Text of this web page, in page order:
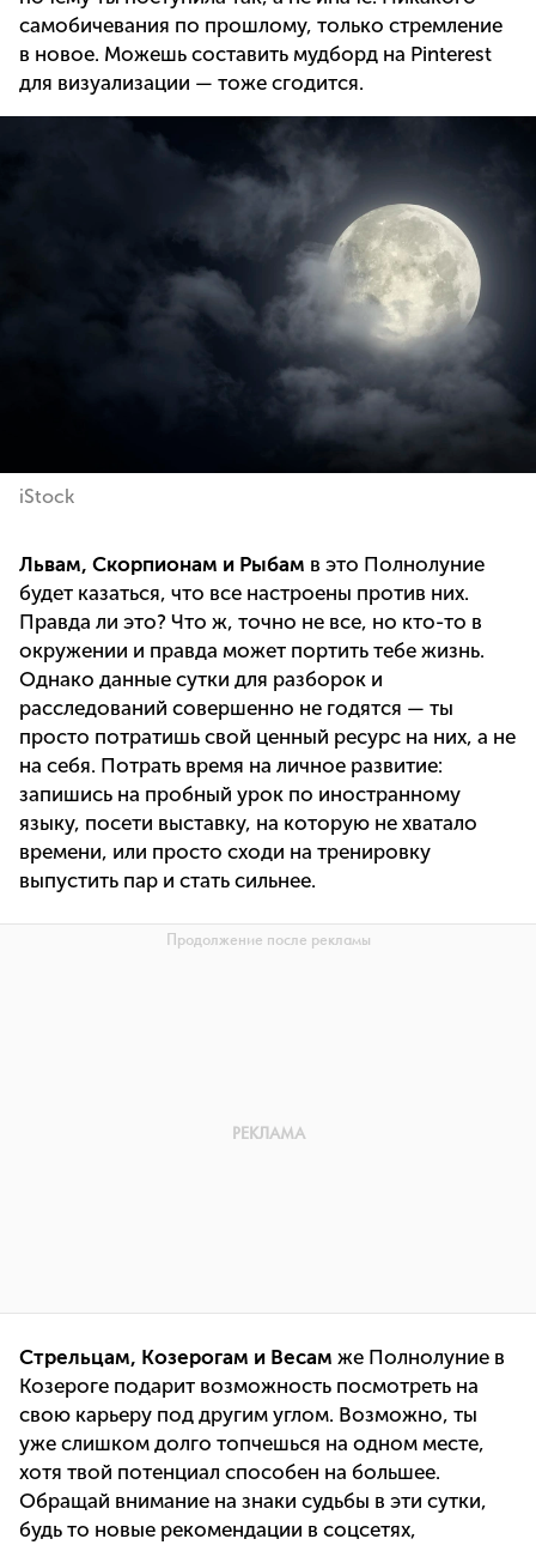
самобичевания по прошлому, только стремление
в новое. Можешь составить мудборд на Pinterest
для визуализации — тоже сгодится.
iStock
Львам, Скорпионам и Рыбам в это Полнолуние
будет казаться, что все настроены против них.
Правда ли это? Что ж, точно не все, но кто-то в
окружении и правда может портить тебе жизнь.
Однако данные сутки для разборок и
расследований совершенно не годятся — ты
просто потратишь свой ценный ресурс на них, а не
на себя. Потрать время на личное развитие:
запишись на пробный урок по иностранному
языку, посети выставку, на которую не хватало
времени, или просто сходи на тренировку
выпустить пар и стать сильнее.
Стрельцам, Козерогам и Весам же Полнолуние в
Козероге подарит возможность посмотреть на
свою карьеру под другим углом. Возможно, ты
уже слишком долго топчешься на одном месте,
хотя твой потенциал способен на большее.
Обращай внимание на знаки судьбы в эти сутки,
будь то новые рекомендации в соцсетях,